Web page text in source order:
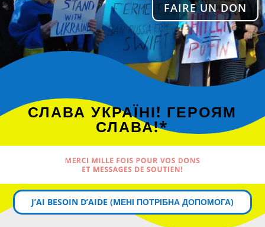
FAIRE UN DON
СЛАВА УКРАЇНІ! ГЕРОЯМ
СЛАВА!*
MERCI MILLE FOIS POUR VOS DONS
ET MESSAGES DE SOUTIEN!
J’AI BESOIN D’AIDE (MЕНІ ПОТРІБНА ДОПОМОГА)